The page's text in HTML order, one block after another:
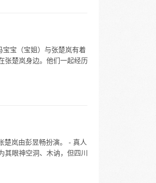
宝宝（宝姐）与张楚岚有着
张楚岚身边。他们一起经历
楚岚由彭昱畅扮演。 - 真人
眼神空洞、木讷，但四川